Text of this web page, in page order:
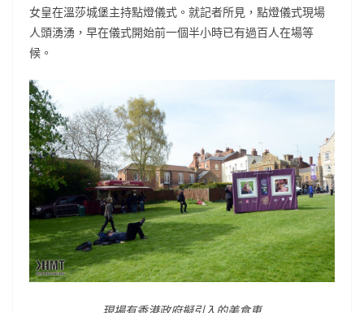
女皇在溫莎城堡主持點燈儀式。就記者所見，點燈儀式現場
人頭湧湧，早在儀式開始前一個半小時已有過百人在場等
候。